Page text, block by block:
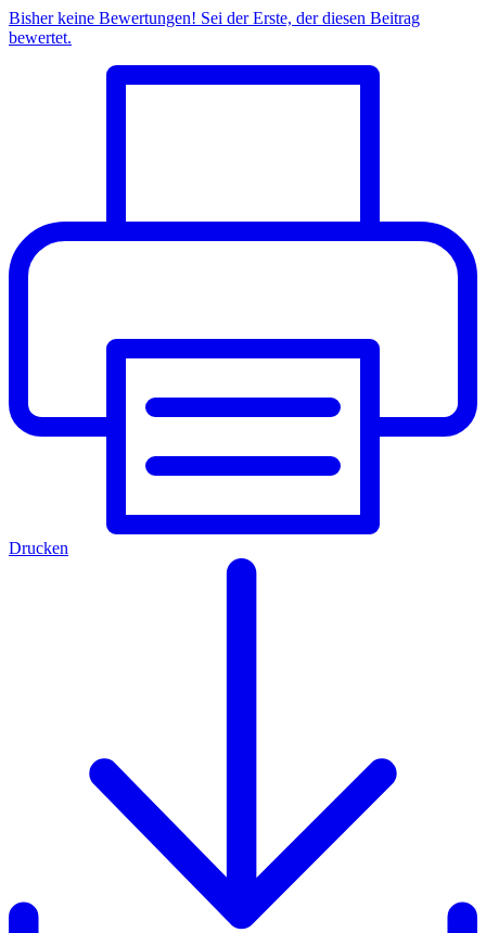
Bisher keine Bewertungen! Sei der Erste, der diesen Beitrag
bewertet.
Drucken